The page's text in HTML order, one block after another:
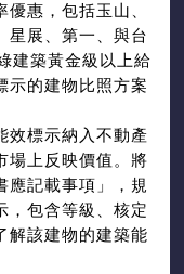
惠，包括玉山、
星展、第一、與台
建築黃金級以上給
示的建物比照方案
效標示納入不動產
場上反映價值。將
應記載事項」，規
，包含等級、核定
解該建物的建築能